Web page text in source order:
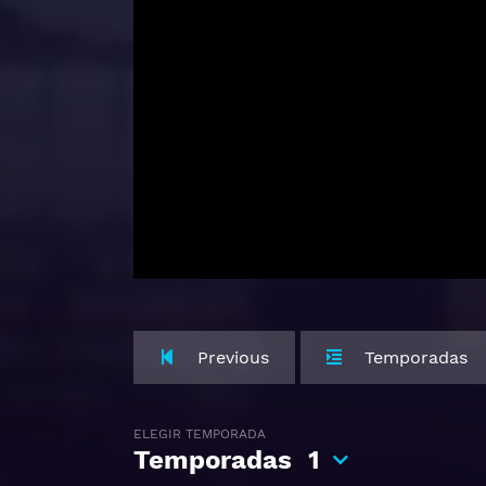
Previous Temporadas
ELEGIR TEMPORADA
Temporadas 1